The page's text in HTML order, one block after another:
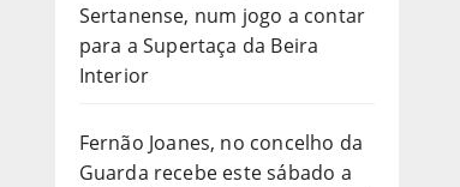
Sertanense, num jogo a contar
para a Supertaça da Beira
Interior
Fernão Joanes, no concelho da
Guarda recebe este sábado a